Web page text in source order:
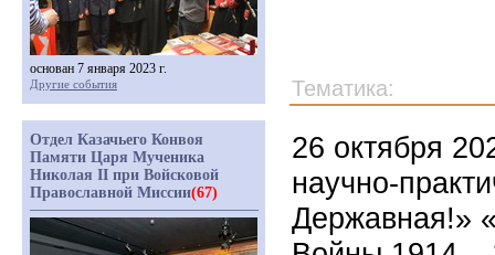
Тематика:
26 октября
научно-
Державная!»
основан 7 января 2023 г.
Другие события
Отдел Казачьего Конвоя
Памяти Царя Мученика
Николая II при Войсковой
Православной Миссии(67)